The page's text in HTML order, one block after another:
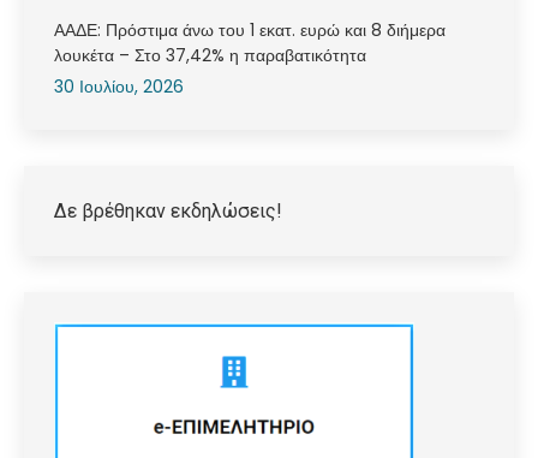
ΑΑΔΕ: Πρόστιμα άνω του 1 εκατ. ευρώ και 8 διήμερα
λουκέτα – Στο 37,42% η παραβατικότητα
30 Ιουλίου, 2026
Δε βρέθηκαν εκδηλώσεις!